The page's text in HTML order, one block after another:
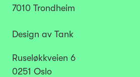
7010 Trondheim
Design av Tank
Ruseløkkveien 6
0251 Oslo